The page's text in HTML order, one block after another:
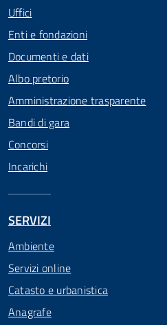
Uffici
Enti e fondazioni
Documenti e dati
Albo pretorio
Amministrazione trasparente
Bandi di gara
Concorsi
Incarichi
SERVIZI
Ambiente
Servizi online
Catasto e urbanistica
Anagrafe